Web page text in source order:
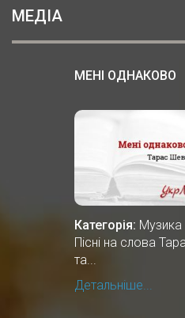
МЕДІА
МЕНІ ОДНАКОВО
Категорія: Музика
Пісні на слова
та...
Детальніше...